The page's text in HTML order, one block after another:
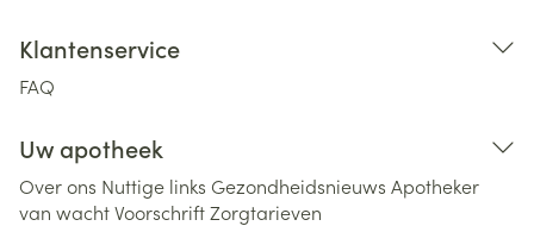
Klantenservice
FAQ
Uw apotheek
Over ons Nuttige links Gezondheidsnieuws Apotheker
van wachtVoorschriftZorgtarieven